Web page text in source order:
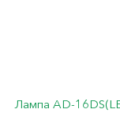
Лампа AD-